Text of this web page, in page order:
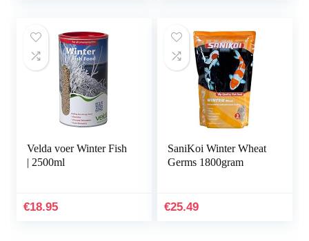
Velda voer Winter Fish
| 2500ml
€18.95
SaniKoi Winter Wheat
Germs 1800gram
€25.49